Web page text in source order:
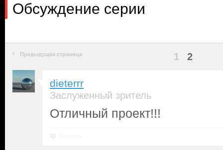
Обсуждение серии
Предыдущая страница 1 2
dieterrr
Заслуженный зритель
Отличный проект!!!